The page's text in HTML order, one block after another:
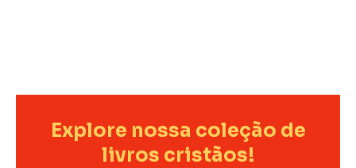
Explore nossa coleção de
livros cristãos!